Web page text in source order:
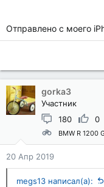
Отправлено с моего
gorka3
Участник
180
0
BMW R 1200
20 Апр 2019
megs13 написал(а):